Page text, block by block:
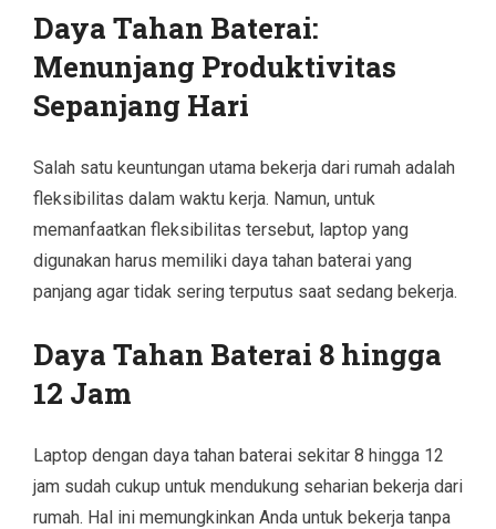
Daya Tahan Baterai:
Menunjang Produktivitas
Sepanjang Hari
Salah satu keuntungan utama bekerja dari rumah adalah
fleksibilitas dalam waktu kerja. Namun, untuk
memanfaatkan fleksibilitas tersebut, laptop yang
digunakan harus memiliki daya tahan baterai yang
panjang agar tidak sering terputus saat sedang bekerja.
Daya Tahan Baterai 8 hingga
12 Jam
Laptop dengan daya tahan baterai sekitar 8 hingga 12
jam sudah cukup untuk mendukung seharian bekerja dari
rumah. Hal ini memungkinkan Anda untuk bekerja tanpa